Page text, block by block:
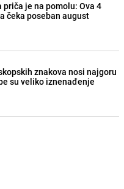
priča je na pomolu: Ova 4
čeka poseban august
znakova nosi najgoru
su veliko iznenađenje